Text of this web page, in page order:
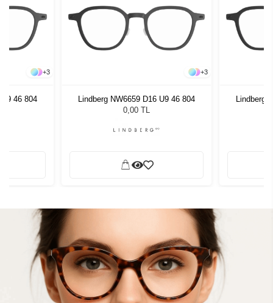
+3
46 804
+3
Lindberg NW6659 D16 U9 46 804
0,00 TL
Lindberg